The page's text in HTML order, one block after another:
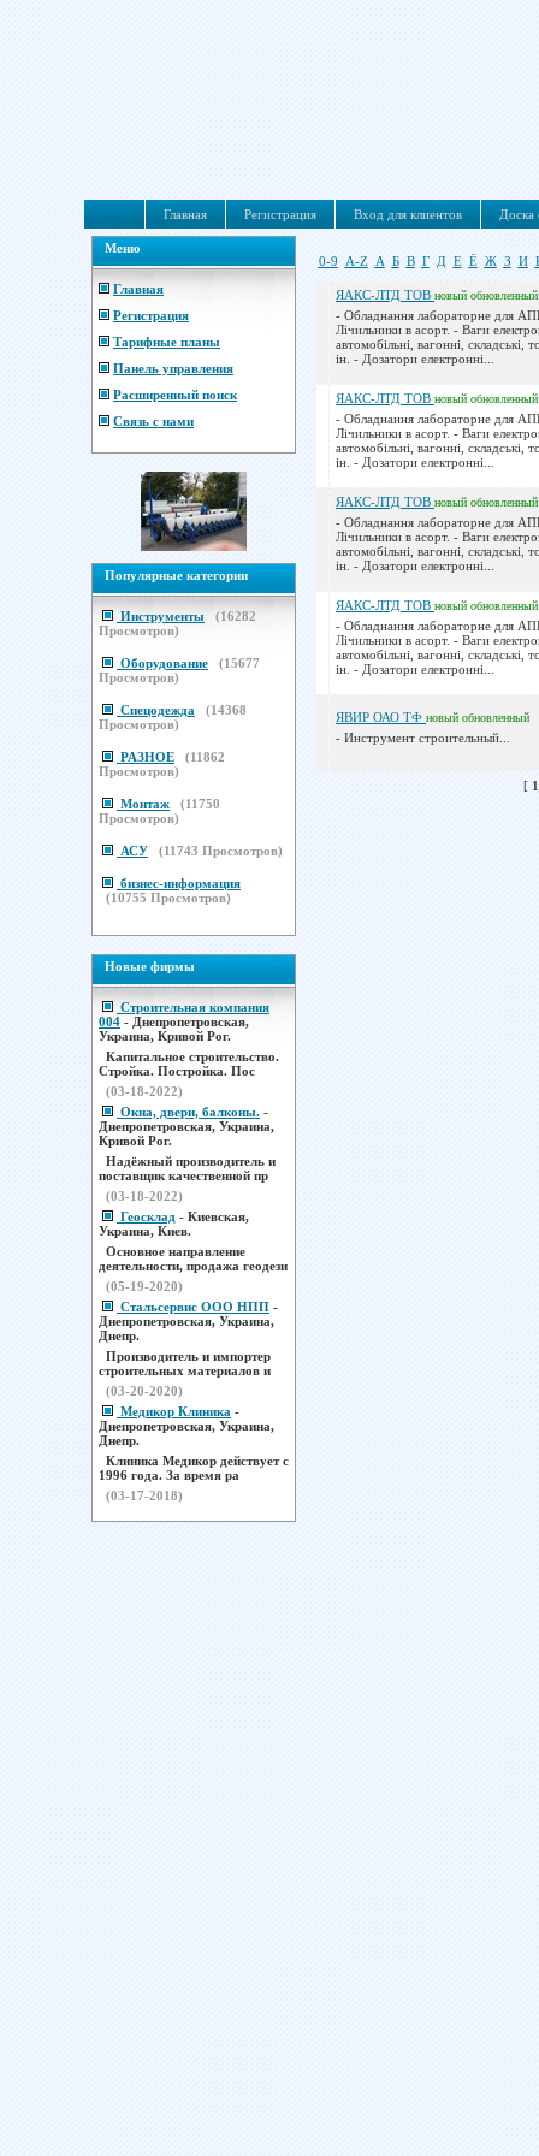
Главная Регистрация Вход для клиентов Доска
Меню
Главная
Регистрация
Тарифные планы
Панель управления
Расширенный поиск
Связь с нами
Популярные категории
Инструменты (16282
Просмотров)
Оборудование (15677
Просмотров)
Спецодежда (14368
Просмотров)
РАЗНОЕ (11862
Просмотров)
Монтаж (11750
Просмотров)
АСУ (11743 Просмотров)
бизнес-информация
(10755 Просмотров)
Новые фирмы
Строительная компания
004 - Днепропетровская,
Украина, Кривой Рог.
Капитальное строительство.
Стройка. Постройка. Пос
(03-18-2022)
Окна, двери, балконы. -
Днепропетровская, Украина,
Кривой Рог.
Надёжный производитель и
поставщик качественной пр
(03-18-2022)
Геосклад - Киевская,
Украина, Киев.
Основное направление
деятельности, продажа геодези
(05-19-2020)
Стальсервис ООО НПП -
Днепропетровская, Украина,
Днепр.
Производитель и импортер
строительных материалов и
(03-20-2020)
Медикор Клиника -
Днепропетровская, Украина,
Днепр.
Клиника Медикор действует с
1996 года. За время ра
(03-17-2018)
0-9 A-Z А Б В Г Д Е Ё Ж З И
ЯАКС-ЛТД ТОВ новый обновленный
- Обладнання лабораторне для
Лічильники в асорт. - Ваги
автомобільні, вагонні, складські,
ін. - Дозатори електронні...
ЯАКС-ЛТД ТОВ новый обновленный
- Обладнання лабораторне для
Лічильники в асорт. - Ваги
автомобільні, вагонні, складські,
ін. - Дозатори електронні...
ЯАКС-ЛТД ТОВ новый обновленный
- Обладнання лабораторне для
Лічильники в асорт. - Ваги
автомобільні, вагонні, складські,
ін. - Дозатори електронні...
ЯАКС-ЛТД ТОВ новый обновленный
- Обладнання лабораторне для
Лічильники в асорт. - Ваги
автомобільні, вагонні, складські,
ін. - Дозатори електронні...
ЯВИР ОАО ТФ новый обновленный
- Инструмент строительный...
[ 1